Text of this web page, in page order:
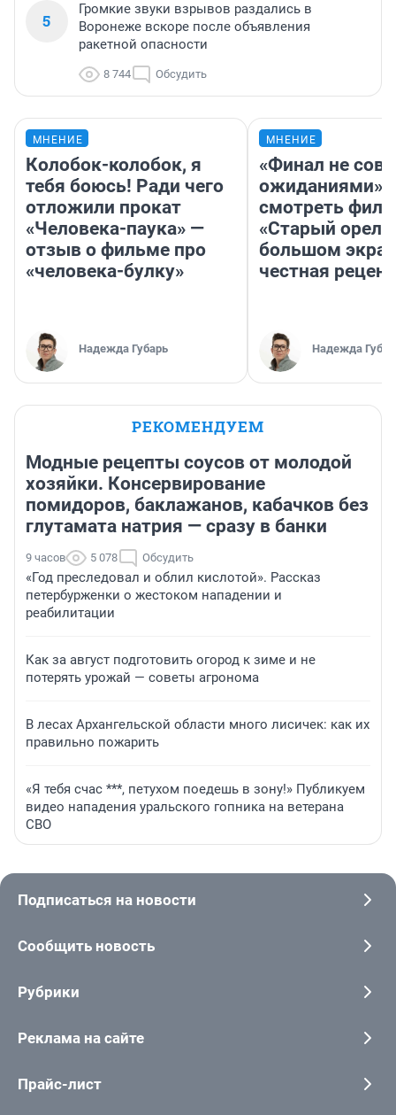
5
Громкие звуки взрывов раздались в
Воронеже вскоре после объявления
ракетной опасности
8 744 Обсудить
МНЕНИЕ
Колобок-колобок, я
тебя боюсь! Ради чего
отложили прокат
«Человека-паука» —
отзыв о фильме про
«человека-булку»
Надежда Губарь
МНЕНИЕ
«Финал не
ожиданиями»:
смотреть
«Старый орел»
большом
честная
Надежда
РЕКОМЕНДУЕМ
Модные рецепты соусов от молодой
хозяйки. Консервирование
помидоров, баклажанов, кабачков без
глутамата натрия — сразу в банки
9 часов 5 078 Обсудить
«Год преследовал и облил кислотой». Рассказ
петербурженки о жестоком нападении и
реабилитации
Как за август подготовить огород к зиме и не
потерять урожай — советы агронома
В лесах Архангельской области много лисичек: как их
правильно пожарить
«Я тебя счас ***, петухом поедешь в зону!» Публикуем
видео нападения уральского гопника на ветерана
СВО
Подписаться на новости
Сообщить новость
Рубрики
Реклама на сайте
Прайс-лист